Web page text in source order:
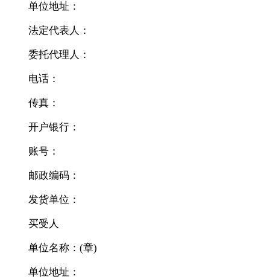
单位地址：
法定代表人：
委托代理人：
电话：
传真：
开户银行：
账号：
邮政编码：
发货单位：
买受人
单位名称：(章)
单位地址：